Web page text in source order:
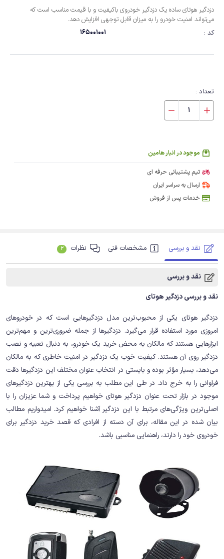
دزدگیر هوتای ساده یک دزدگیر خودروی باکیفیت و با قیمت مناسب است که
می‌تواند امنیت ‏خودرو را به میزان قابل توجهی افزایش دهد.‏
کد :
165001001
تعداد :
موجود در انبار هامین
تیم پشتیبانی حرفه ای
ارسال به سراسر ایران
خدمات پس از فروش
نقد و بررسی مشخصات فنی نظرات 2
نقد و بررسی
نقد و بررسی دزدگیر هوتای
دزدگیر هوتای یکی از محبوب‌ترین مدل دزدگیرهایی است که در خودروهای
امروزی مورد استفاده قرار می‌گیرد. دزدگیرها از جمله ضروری‌ترین و مهم‌ترین
ابزارهایی هستند که مالکان به محض خرید یک خودرو، به دنبال تعبیه و نصب
دزدگیر روی آن هستند. کیفیت خوب یک دزدگیر در امنیت خاطری که به مالکان
می‌دهد، بسیار مؤثر بوده و بایستی در انتخاب عنوان مختلف این دزدگیرها دقت
فراوانی را به خرج داد. در طی این مطلب به بررسی یکی از بهترین دزدگیرهای
موجود در بازار تحت عنوان دزدگیر هوتای خواهیم پرداخت و شما عزیزان را با
اصلی‌ترین ویژگی‌های مرتبط با این دزدگیر آشنا خواهیم کرد. امیدواریم مطالب
بیان شده در این مقاله، برای آن دسته از افرادی که قصد خرید دزدگیر برای
خودروی خود را دارند، راهنمایی مناسبی باشد.